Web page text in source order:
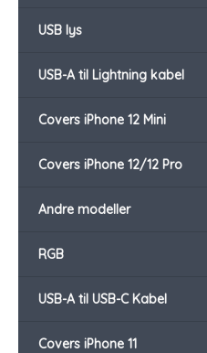
USB lys
USB-A til Lightning kabel
Covers iPhone 12 Mini
Covers iPhone 12/12 Pro
Andre modeller
RGB
USB-A til USB-C Kabel
Covers iPhone 11